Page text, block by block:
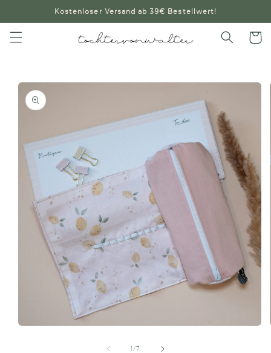
Inhalt
Kostenloser Versand ab 39€ Bestellwert!
1 /von
7